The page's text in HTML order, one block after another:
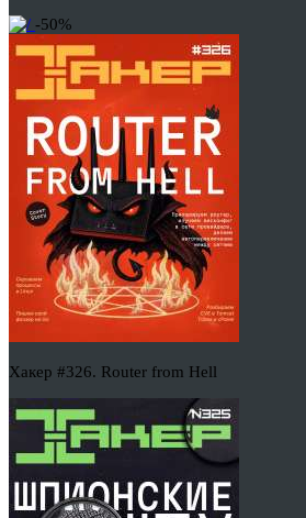
-50%
Хакер #326. Router from Hell